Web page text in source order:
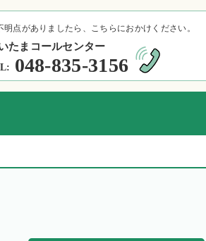
明点がありましたら、こちらにおかけください。
たまコールセンター
048-835-3156